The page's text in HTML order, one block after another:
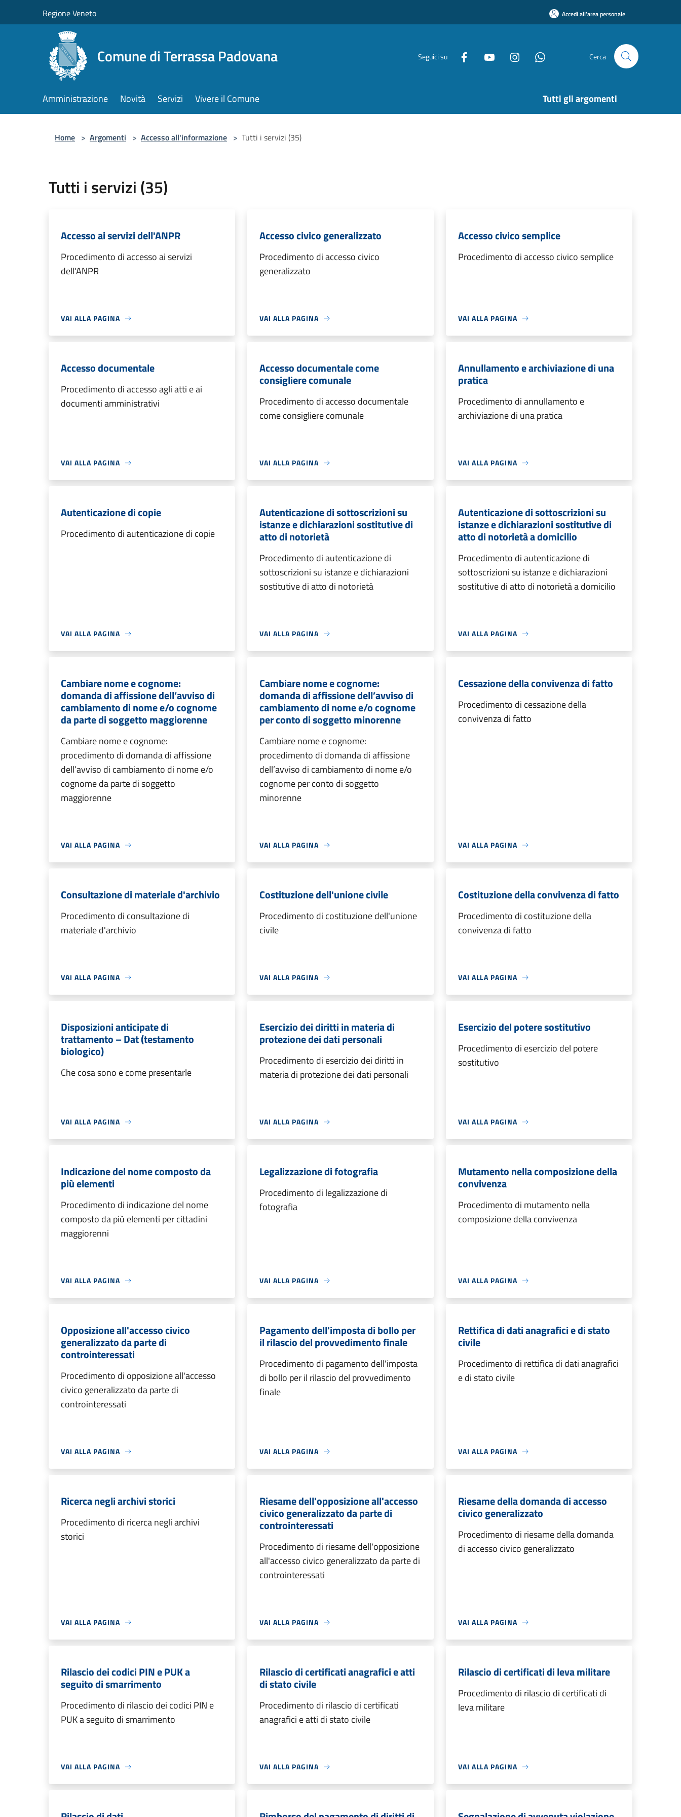
Regione Veneto Accedi all'area personale
Comune di Terrassa Padovana Seguici su Cerca
Amministrazione Novità Servizi Vivere il Comune Tutti gli argomenti
Home > Argomenti > Accesso all'informazione > Tutti i servizi (35)
Tutti i servizi (35)
Accesso ai servizi dell'ANPR
Procedimento di accesso ai servizi
dell'ANPR
VAI ALLA PAGINA
Accesso civico generalizzato
Procedimento di accesso civico
generalizzato
VAI ALLA PAGINA
Accesso civico semplice
Procedimento di accesso civico semplice
VAI ALLA PAGINA
Accesso documentale
Procedimento di accesso agli atti e ai
documenti amministrativi
VAI ALLA PAGINA
Accesso documentale come
consigliere comunale
Procedimento di accesso documentale
come consigliere comunale
VAI ALLA PAGINA
Annullamento e archiviazione di una
pratica
Procedimento di annullamento e
archiviazione di una pratica
VAI ALLA PAGINA
Autenticazione di copie
Procedimento di autenticazione di copie
VAI ALLA PAGINA
Autenticazione di sottoscrizioni su
istanze e dichiarazioni sostitutive di
atto di notorietà
Procedimento di autenticazione di
sottoscrizioni su istanze e dichiarazioni
sostitutive di atto di notorietà
VAI ALLA PAGINA
Autenticazione di sottoscrizioni su
istanze e dichiarazioni sostitutive di
atto di notorietà a domicilio
Procedimento di autenticazione di
sottoscrizioni su istanze e dichiarazioni
sostitutive di atto di notorietà a domicilio
VAI ALLA PAGINA
Cambiare nome e cognome:
domanda di affissione dell’avviso di
cambiamento di nome e/o cognome
da parte di soggetto maggiorenne
Cambiare nome e cognome:
procedimento di domanda di affissione
dell’avviso di cambiamento di nome e/o
cognome da parte di soggetto
maggiorenne
VAI ALLA PAGINA
Cambiare nome e cognome:
domanda di affissione dell’avviso di
cambiamento di nome e/o cognome
per conto di soggetto minorenne
Cambiare nome e cognome:
procedimento di domanda di affissione
dell’avviso di cambiamento di nome e/o
cognome per conto di soggetto
minorenne
VAI ALLA PAGINA
Cessazione della convivenza di fatto
Procedimento di cessazione della
convivenza di fatto
VAI ALLA PAGINA
Consultazione di materiale d'archivio
Procedimento di consultazione di
materiale d'archivio
VAI ALLA PAGINA
Costituzione dell'unione civile
Procedimento di costituzione dell'unione
civile
VAI ALLA PAGINA
Costituzione della convivenza di fatto
Procedimento di costituzione della
convivenza di fatto
VAI ALLA PAGINA
Disposizioni anticipate di
trattamento – Dat (testamento
biologico)
Che cosa sono e come presentarle
VAI ALLA PAGINA
Esercizio dei diritti in materia di
protezione dei dati personali
Procedimento di esercizio dei diritti in
materia di protezione dei dati personali
VAI ALLA PAGINA
Esercizio del potere sostitutivo
Procedimento di esercizio del potere
sostitutivo
VAI ALLA PAGINA
Indicazione del nome composto da
più elementi
Procedimento di indicazione del nome
composto da più elementi per cittadini
maggiorenni
VAI ALLA PAGINA
Legalizzazione di fotografia
Procedimento di legalizzazione di
fotografia
VAI ALLA PAGINA
Mutamento nella composizione della
convivenza
Procedimento di mutamento nella
composizione della convivenza
VAI ALLA PAGINA
Opposizione all'accesso civico
generalizzato da parte di
controinteressati
Procedimento di opposizione all'accesso
civico generalizzato da parte di
controinteressati
VAI ALLA PAGINA
Pagamento dell'imposta di bollo per
il rilascio del provvedimento finale
Procedimento di pagamento dell'imposta
di bollo per il rilascio del provvedimento
finale
VAI ALLA PAGINA
Rettifica di dati anagrafici e di stato
civile
Procedimento di rettifica di dati anagrafici
e di stato civile
VAI ALLA PAGINA
Ricerca negli archivi storici
Procedimento di ricerca negli archivi
storici
VAI ALLA PAGINA
Riesame dell'opposizione all'accesso
civico generalizzato da parte di
controinteressati
Procedimento di riesame dell'opposizione
all'accesso civico generalizzato da parte di
controinteressati
VAI ALLA PAGINA
Riesame della domanda di accesso
civico generalizzato
Procedimento di riesame della domanda
di accesso civico generalizzato
VAI ALLA PAGINA
Rilascio dei codici PIN e PUK a
seguito di smarrimento
Procedimento di rilascio dei codici PIN e
PUK a seguito di smarrimento
VAI ALLA PAGINA
Rilascio di certificati anagrafici e atti
di stato civile
Procedimento di rilascio di certificati
anagrafici e atti di stato civile
VAI ALLA PAGINA
Rilascio di certificati di leva militare
Procedimento di rilascio di certificati di
leva militare
VAI ALLA PAGINA